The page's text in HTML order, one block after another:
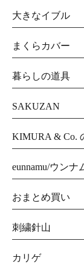
大きなイブル
まくらカバー
暮らしの道具
SAKUZAN
KIMURA & Co.
eunnamu/ウンナ
おまとめ買い
刺繍針山
カリゲ